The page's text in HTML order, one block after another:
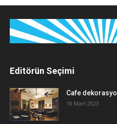
Editörün Seçimi
Cafe
18 Mart 2023